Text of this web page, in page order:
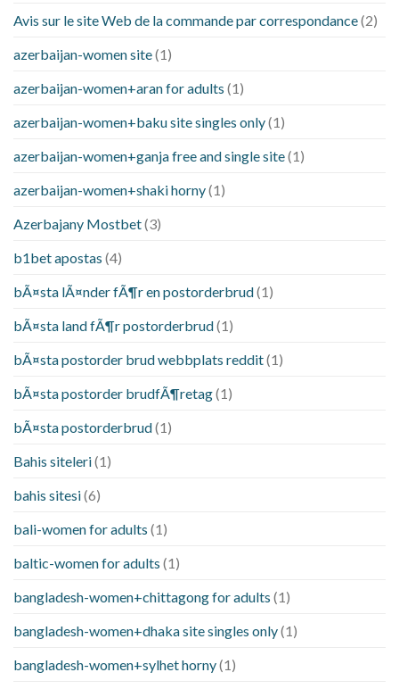
Avis sur le site Web de la commande par correspondance(2)
azerbaijan-women site(1)
azerbaijan-women+aran for adults (1)
azerbaijan-women+baku site singles only(1)
azerbaijan-women+ganja free and single site(1)
azerbaijan-women+shaki horny(1)
Azerbajany Mostbet(3)
b1bet apostas (4)
bÃ¤sta lÃ¤nder fÃ¶r en postorderbrud(1)
bÃ¤sta land fÃ¶r postorderbrud(1)
bÃ¤sta postorder brud webbplats reddit(1)
bÃ¤sta postorder brudfÃ¶retag(1)
bÃ¤sta postorderbrud(1)
Bahis siteleri(1)
bahis sitesi(6)
bali-women for adults (1)
baltic-women for adults (1)
bangladesh-women+chittagong for adults (1)
bangladesh-women+dhaka site singles only(1)
bangladesh-women+sylhet horny(1)